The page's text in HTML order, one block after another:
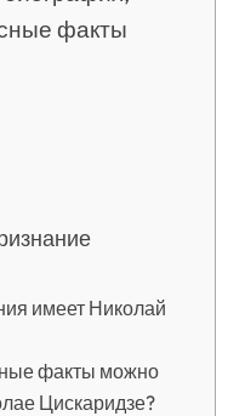
факты
имеет Николай
факты можно
Цискаридзе?